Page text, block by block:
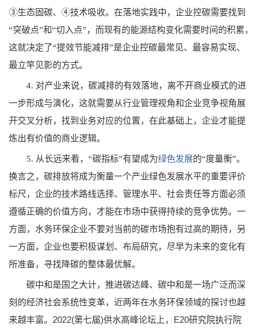
③生态固碳、④技术吸收。在落地实践中，企业控碳需要找到
“突破点”和“切入点”，而现有的能源结构变化需要时间的积累，
这就决定了“提效节能减排”是企业控碳最常见、最容易实现、
最立竿见影的方式。
4. 对产业来说，碳减排的有效落地，离不开商业模式的进
一步形成与演化，这就需要从行业管理视角和企业竞争视角展
开交叉分析，找到业务对应的位置，在此基础上，企业才能提
炼出有价值的商业逻辑。
5. 从长远来看，“碳指标”有望成为绿色发展的“度量衡”。
换言之，碳排放将成为衡量一个产业绿色发展水平的重要评价
标尺，企业的技术路线选择、管理水平、社会责任等方面必须
遵循正确的价值方向，才能在市场中获得持续的竞争优势。一
方面，水务环保企业不要对当前的碳市场抱有过高的期待，另
一方面，企业也要积极谋划、布局研究，尽早为未来的变化有
所准备，寻找降碳的整体最优解。
碳中和是国之大计，推进碳达峰、碳中和是一场广泛而深
刻的经济社会系统性变革，近两年在水务环保领域的探讨也越
来越丰富。2022(第七届)供水高峰论坛上，E20研究院执行院